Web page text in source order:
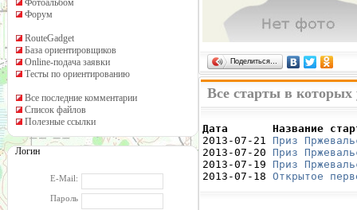
Фотоальбом
Форум
RouteGadget
База ориентировщиков
Online-подача заявки
Тесты по ориентированию
Все последние комментарии
Список файлов
Полезные ссылки
Логин
E-Mail:
Пароль
Поделиться…
Все старты в которых
Дата       Название
2013-07-21 Приз
2013-07-20 Приз
2013-07-19 Приз
2013-07-18 Открытое